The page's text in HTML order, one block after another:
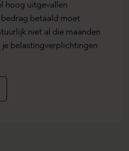
hoog uitgevallen
betaald moet
niet al die maanden
je belastingverplichtingen